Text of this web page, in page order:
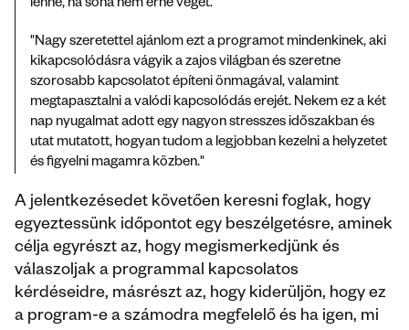
lenne, ha soha nem érne véget."
"Nagy szeretettel ajánlom ezt a programot mindenkinek, aki
kikapcsolódásra vágyik a zajos világban és szeretne
szorosabb kapcsolatot építeni önmagával, valamint
megtapasztalni a valódi kapcsolódás erejét. Nekem ez a két
nap nyugalmat adott egy nagyon stresszes időszakban és
utat mutatott, hogyan tudom a legjobban kezelni a helyzetet
és figyelni magamra közben."
A jelentkezésedet követően keresni foglak, hogy
egyeztessünk időpontot egy beszélgetésre, aminek
célja egyrészt az, hogy megismerkedjünk és
válaszoljak a programmal kapcsolatos
kérdéseidre, másrészt az, hogy kiderüljön, hogy ez
a program-e a számodra megfelelő és ha igen, mi